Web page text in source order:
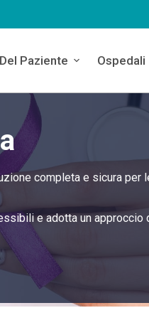
Paziente Ospedali
completa e sicura per
e adotta un approccio